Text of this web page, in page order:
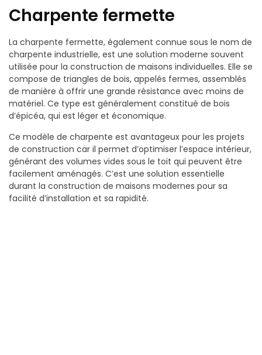
Charpente fermette
La charpente fermette, également connue sous le nom de
charpente industrielle, est une solution moderne souvent
utilisée pour la construction de maisons individuelles. Elle se
compose de triangles de bois, appelés fermes, assemblés
de manière à offrir une grande résistance avec moins de
matériel. Ce type est généralement constitué de bois
d’épicéa, qui est léger et économique.
Ce modèle de charpente est avantageux pour les projets
de construction car il permet d’optimiser l’espace intérieur,
générant des volumes vides sous le toit qui peuvent être
facilement aménagés. C’est une solution essentielle
durant la construction de maisons modernes pour sa
facilité d’installation et sa rapidité.